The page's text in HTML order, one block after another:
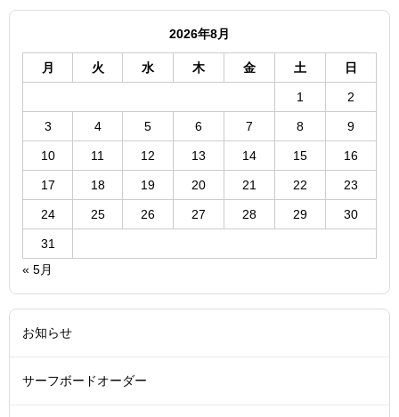
2026年8月
月 火 水 木 金 土 日
1 2
3 4 5 6 7 8 9
10 11 12 13 14 15 16
17 18 19 20 21 22 23
24 25 26 27 28 29 30
31
« 5月
お知らせ
サーフボードオーダー